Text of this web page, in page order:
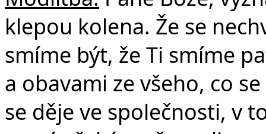
klepou kolena. Že se
smíme být, že Ti smíme
a obavami ze všeho, co
se děje ve společnosti, v